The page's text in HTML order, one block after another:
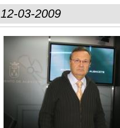
| 12-03-2009